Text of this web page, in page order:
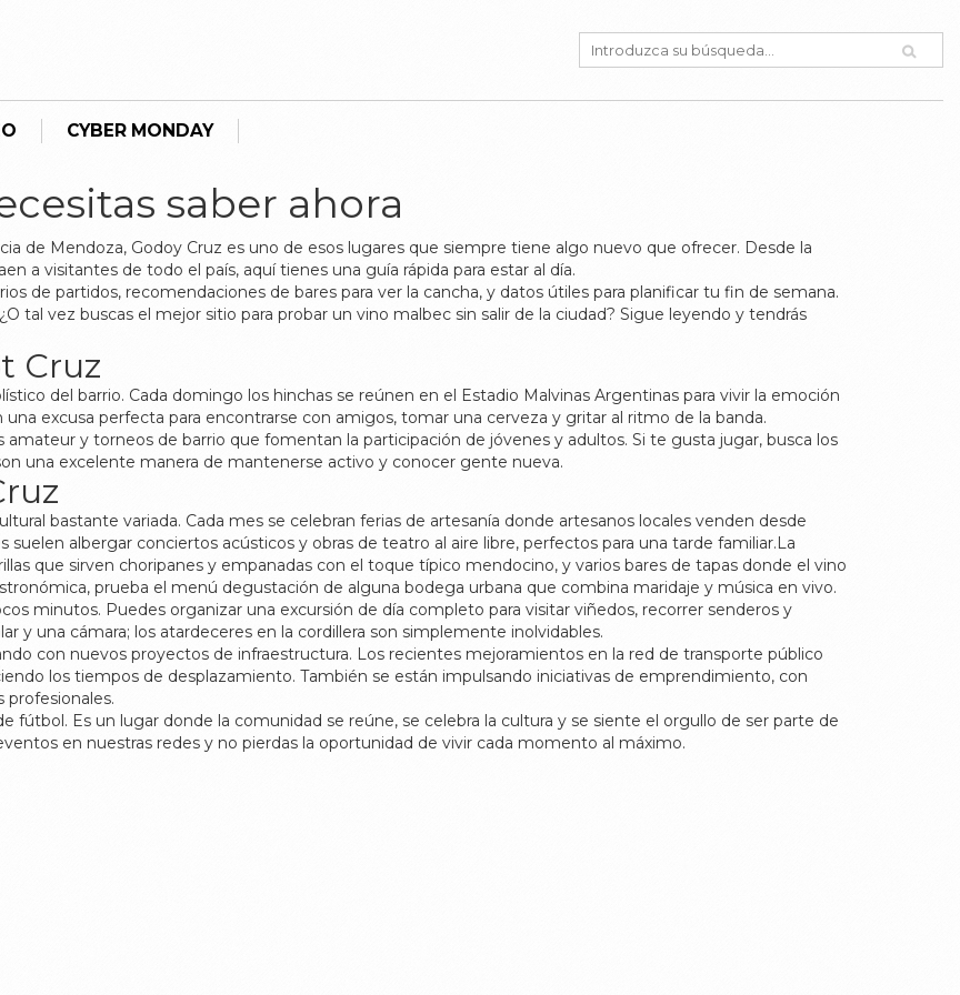
CYBER MONDAY
saber ahora
de Mendoza, Godoy Cruz es uno de esos lugares que siempre tiene algo nuevo que ofrecer. Desde la
a visitantes de todo el país, aquí tienes una guía rápida para estar al día.
de partidos, recomendaciones de bares para ver la cancha, y datos útiles para planificar tu fin de semana.
tal vez buscas el mejor sitio para probar un vino malbec sin salir de la ciudad? Sigue leyendo y tendrás
Cruz
del barrio. Cada domingo los hinchas se reúnen en el Estadio Malvinas Argentinas para vivir la emoción
excusa perfecta para encontrarse con amigos, tomar una cerveza y gritar al ritmo de la banda.
y torneos de barrio que fomentan la participación de jóvenes y adultos. Si te gusta jugar, busca los
una excelente manera de mantenerse activo y conocer gente nueva.
bastante variada. Cada mes se celebran ferias de artesanía donde artesanos locales venden desde
suelen albergar conciertos acústicos y obras de teatro al aire libre, perfectos para una tarde familiar.La
que sirven choripanes y empanadas con el toque típico mendocino, y varios bares de tapas donde el vino
prueba el menú degustación de alguna bodega urbana que combina maridaje y música en vivo.
minutos. Puedes organizar una excursión de día completo para visitar viñedos, recorrer senderos y
y una cámara; los atardeceres en la cordillera son simplemente inolvidables.
con nuevos proyectos de infraestructura. Los recientes mejoramientos en la red de transporte público
los tiempos de desplazamiento. También se están impulsando iniciativas de emprendimiento, con
profesionales.
fútbol. Es un lugar donde la comunidad se reúne, se celebra la cultura y se siente el orgullo de ser parte de
en nuestras redes y no pierdas la oportunidad de vivir cada momento al máximo.